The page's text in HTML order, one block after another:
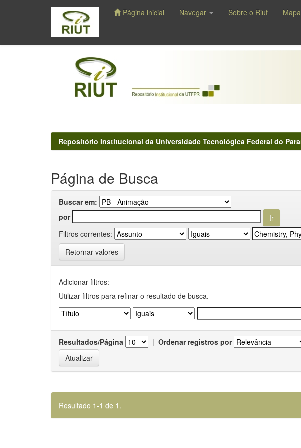
navigation
Página inicial Navegar Sobre o Riut
Repositório Institucional da Universidade Tecnológica Federal do
Página de Busca
Buscar em:
por
Filtros correntes:
Retornar valores
Adicionar filtros:
Utilizar filtros para refinar o resultado de busca.
Resultados/Página | Ordenar registros por
Resultado 1-1 de 1.